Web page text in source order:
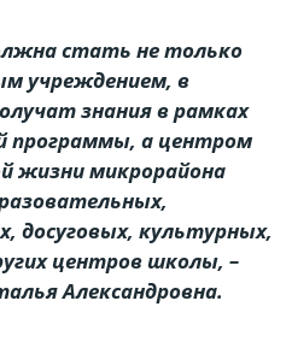
стать не только
учреждением, в
знания в рамках
программы, а центром
жизни микрорайона
досуговых, культурных,
центров школы, –
Александровна.